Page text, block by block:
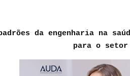
da engenharia na
para o setor